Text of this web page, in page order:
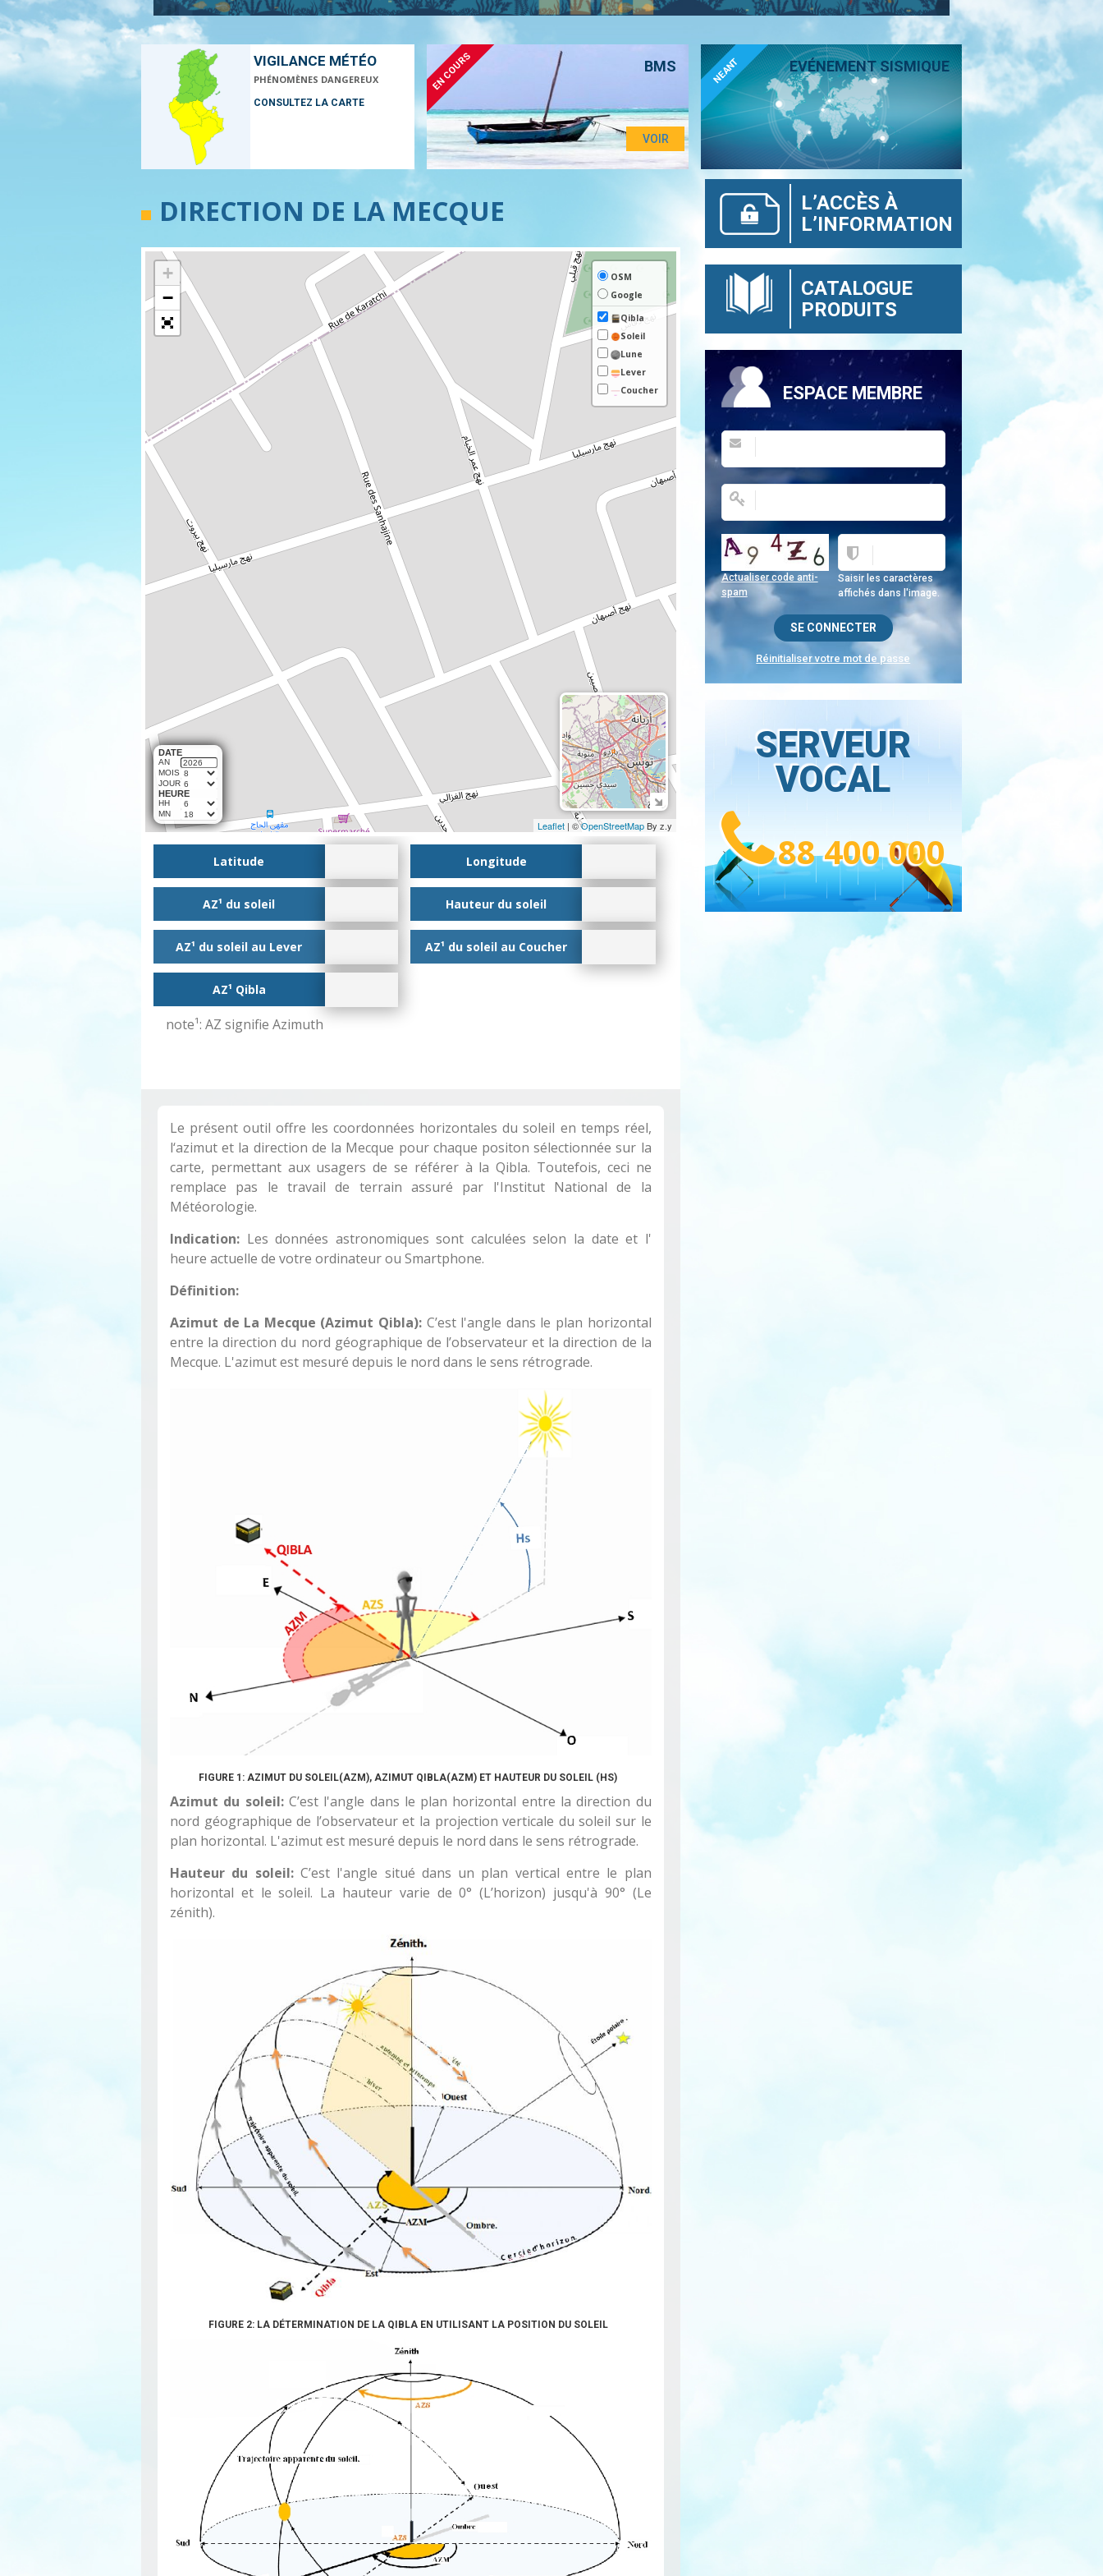
VIGILANCE MÉTÉO
PHÉNOMÈNES DANGEREUX
CONSULTEZ LA CARTE
BMS
EN COURS
VOIR
EVÉNEMENT SISMIQUE
NEANT
DIRECTION DE LA MECQUE
+
−
OSM
Google
Qibla
Soleil
Lune
Lever
Coucher
DATE
AN
MOIS
JOUR
HEURE
HH
MN
Leaflet| ©OpenStreetMapBy z.y
Latitude Longitude
AZ¹ du soleil Hauteur du soleil
AZ¹ du soleil au Lever AZ¹ du soleil au Coucher
AZ¹ Qibla
note¹: AZ signifie Azimuth
Le présent outil offre les coordonnées horizontales du soleil en temps réel,
l‘azimut et la direction de la Mecque pour chaque positon sélectionnée sur la
carte, permettant aux usagers de se référer à la Qibla. Toutefois, ceci ne
remplace pas le travail de terrain assuré par l'Institut National de la
Météorologie.
Indication: Les données astronomiques sont calculées selon la date et l'
heure actuelle de votre ordinateur ou Smartphone.
Définition:
Azimut de La Mecque (Azimut Qibla): C’est l'angle dans le plan horizontal
entre la direction du nord géographique de l’observateur et la direction de la
Mecque. L'azimut est mesuré depuis le nord dans le sens rétrograde.
FIGURE 1: AZIMUT DU SOLEIL(AZM), AZIMUT QIBLA(AZM) ET HAUTEUR DU SOLEIL (HS)
Azimut du soleil:C’est l'angle dans le plan horizontal entre la direction du
nord géographique de l’observateur et la projection verticale du soleil sur le
plan horizontal. L'azimut est mesuré depuis le nord dans le sens rétrograde.
Hauteur du soleil:C’est l'angle situé dans un plan vertical entre le plan
horizontal et le soleil. La hauteur varie de 0° (L’horizon) jusqu'à 90° (Le
zénith).
FIGURE 2: LA DÉTERMINATION DE LA QIBLA EN UTILISANT LA POSITION DU SOLEIL
L’ACCÈS À
L’INFORMATION
CATALOGUE
PRODUITS
ESPACE MEMBRE
Saisir les caractères
affichés dans l'image.
Actualiser code anti-
spam
Réinitialiser votre mot de passe
SERVEUR
VOCAL
88 400 000